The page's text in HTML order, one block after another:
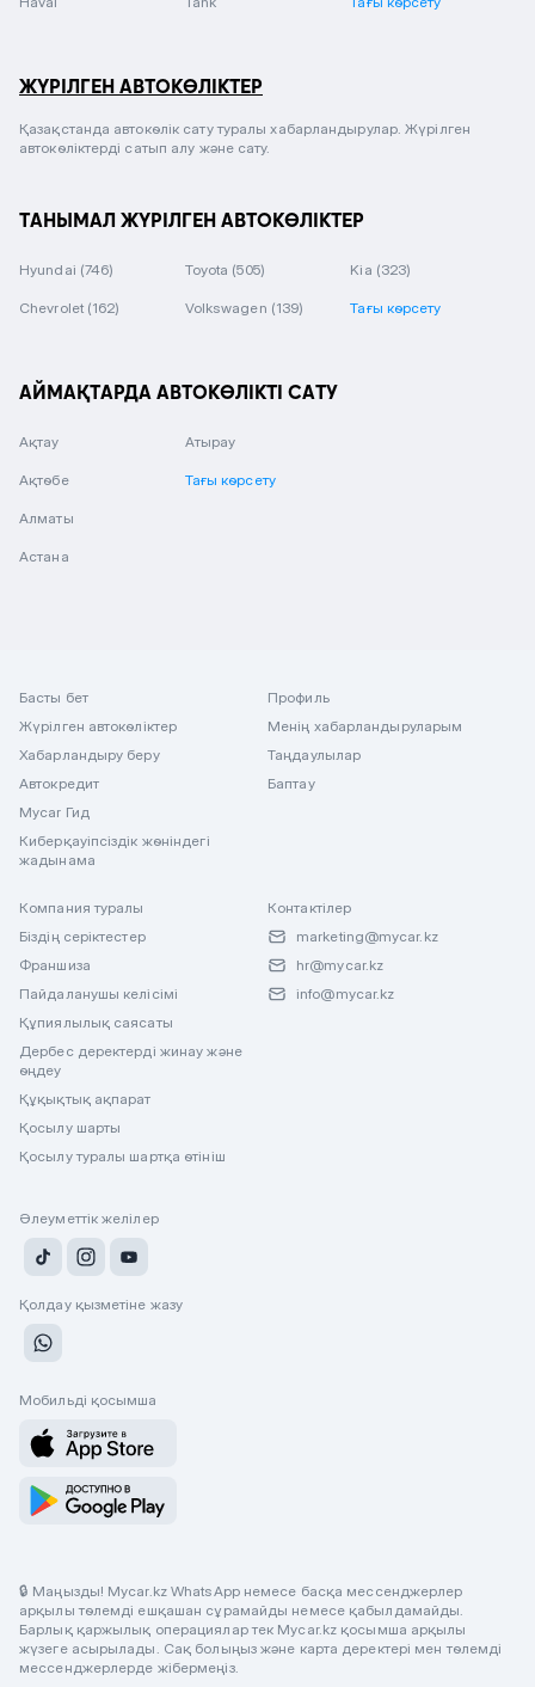
ЖҮРІЛГЕН АВТОКӨЛІКТЕР
Қазақстанда автокөлік сату туралы хабарландырулар. Жүрілген
автокөліктерді сатып алу және сату.
ТАНЫМАЛ ЖҮРІЛГЕН АВТОКӨЛІКТЕР
Hyundai (746) Toyota (505) Kia (323)
Chevrolet (162) Volkswagen (139) Тағы көрсету
АЙМАҚТАРДА АВТОКӨЛІКТІ САТУ
Ақтау
Ақтөбе
Алматы
Астана
Атырау
Тағы көрсету
Басты бет
Жүрілген автокөліктер
Хабарландыру беру
Автокредит
Mycar Гид
Киберқауіпсіздік жөніндегі
жадынама
Профиль
Менің хабарландыруларым
Таңдаулылар
Баптау
Компания туралы
Біздің серіктестер
Франшиза
Пайдаланушы келісімі
Құпиялылық саясаты
Дербес деректерді жинау және
өңдеу
Құқықтық ақпарат
Қосылу шарты
Қосылу туралы шартқа өтініш
Контактілер
marketing@mycar.kz
hr@mycar.kz
info@mycar.kz
Әлеуметтік желілер
Қолдау қызметіне жазу
Мобильді қосымша
🔒 Маңызды! Mycar.kz WhatsApp немесе басқа мессенджерлер
арқылы төлемді ешқашан сұрамайды немесе қабылдамайды.
Барлық қаржылық операциялар тек Mycar.kz қосымша арқылы
жүзеге асырылады. Сақ болыңыз және карта деректері мен төлемді
мессенджерлерде жібермеңіз.